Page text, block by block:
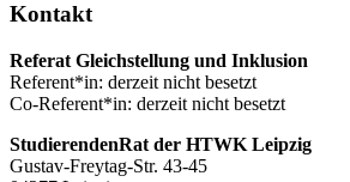
Kontakt
Referat Gleichstellung und Inklusion
Referent*in: derzeit nicht besetzt
Co-Referent*in: derzeit nicht besetzt
StudierendenRat der HTWK Leipzig
Gustav-Freytag-Str. 43-45